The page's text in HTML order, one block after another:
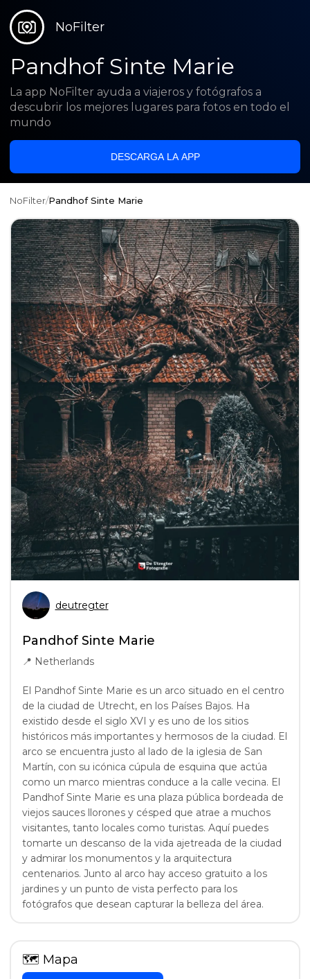
NoFilter
Pandhof Sinte Marie
La app NoFilter ayuda a viajeros y fotógrafos a
descubrir los mejores lugares para fotos en todo el
mundo
DESCARGA LA APP
NoFilter/Pandhof Sinte Marie
deutregter
Pandhof Sinte Marie
📍 Netherlands
El Pandhof Sinte Marie es un arco situado en el centro
de la ciudad de Utrecht, en los Países Bajos. Ha
existido desde el siglo XVI y es uno de los sitios
históricos más importantes y hermosos de la ciudad. El
arco se encuentra justo al lado de la iglesia de San
Martín, con su icónica cúpula de esquina que actúa
como un marco mientras conduce a la calle vecina. El
Pandhof Sinte Marie es una plaza pública bordeada de
viejos sauces llorones y césped que atrae a muchos
visitantes, tanto locales como turistas. Aquí puedes
tomarte un descanso de la vida ajetreada de la ciudad
y admirar los monumentos y la arquitectura
centenarios. Junto al arco hay acceso gratuito a los
jardines y un punto de vista perfecto para los
fotógrafos que desean capturar la belleza del área.
🗺 Mapa